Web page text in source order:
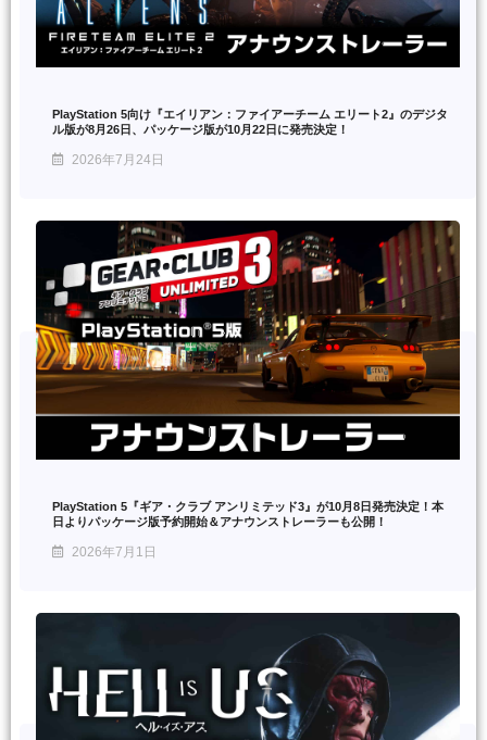
PlayStation 5向け『エイリアン：ファイアーチーム エリート2』のデジタ
ル版が8月26日、パッケージ版が10月22日に発売決定！
2026年7月24日
PlayStation 5『ギア・クラブ アンリミテッド3』が10月8日発売決定！本
日よりパッケージ版予約開始＆アナウンストレーラーも公開！
2026年7月1日